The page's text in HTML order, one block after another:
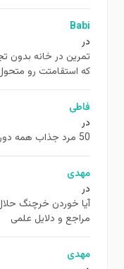
Babi
در
که استقامتت رو
فاطی
در
50 مرد جذاب همه دوران ها
مهدی
در
آیا خوردن خرچنگ
مراجع و دلایل علمی
مهدی